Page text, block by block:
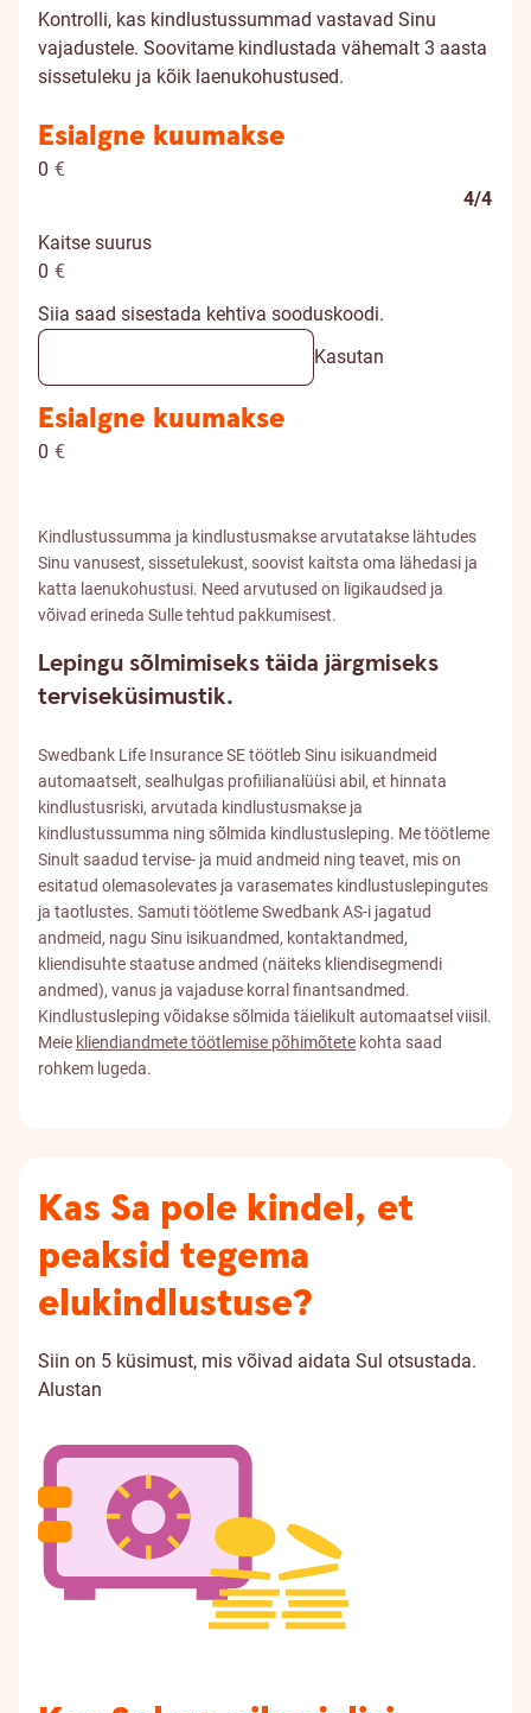
Kontrolli, kas kindlustussummad vastavad Sinu
vajadustele. Soovitame kindlustada vähemalt 3 aasta
sissetuleku ja kõik laenukohustused.
Esialgne kuumakse
0 €
4/4
Kaitse suurus
0 €
Siia saad sisestada kehtiva sooduskoodi.
Kasutan
Esialgne kuumakse
0 €
Kindlustussumma ja kindlustusmakse arvutatakse lähtudes
Sinu vanusest, sissetulekust, soovist kaitsta oma lähedasi ja
katta laenukohustusi. Need arvutused on ligikaudsed ja
võivad erineda Sulle tehtud pakkumisest.
Lepingu sõlmimiseks täida järgmiseks
terviseküsimustik.
Swedbank Life Insurance SE töötleb Sinu isikuandmeid
automaatselt, sealhulgas profiilianalüüsi abil, et hinnata
kindlustusriski, arvutada kindlustusmakse ja
kindlustussumma ning sõlmida kindlustusleping. Me töötleme
Sinult saadud tervise- ja muid andmeid ning teavet, mis on
esitatud olemasolevates ja varasemates kindlustuslepingutes
ja taotlustes. Samuti töötleme Swedbank AS-i jagatud
andmeid, nagu Sinu isikuandmed, kontaktandmed,
kliendisuhte staatuse andmed (näiteks kliendisegmendi
andmed), vanus ja vajaduse korral finantsandmed.
Kindlustusleping võidakse sõlmida täielikult automaatsel viisil.
Meie kliendiandmete töötlemise põhimõtete kohta saad
rohkem lugeda.
Kas Sa pole kindel, et
peaksid tegema
elukindlustuse?
Siin on 5 küsimust, mis võivad aidata Sul otsustada.
Alustan